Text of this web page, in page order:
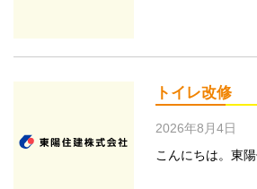
トイレ改修
2026年8月4日
こんにちは。東